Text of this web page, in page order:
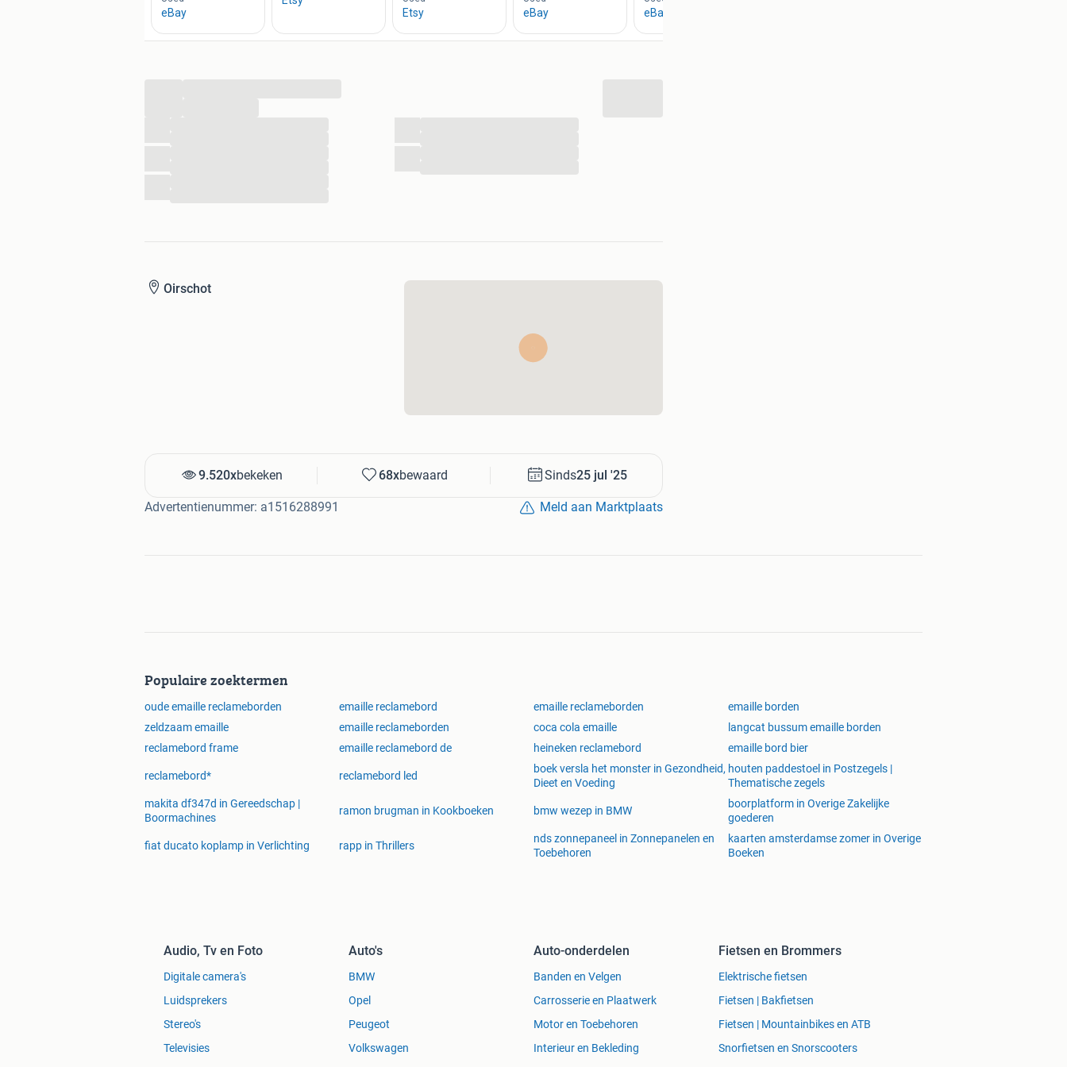
Oirschot
9.520xbekeken 68xbewaard Sinds25 jul '25
Advertentienummer: a1516288991 Meld aan Marktplaats
Populaire zoektermen
oude emaille reclameborden emaille reclamebord emaille reclameborden
emaille borden
zeldzaam emaille
emaille reclameborden coca cola emaille
langcat bussum emaille borden
reclamebord frame
emaille reclamebord de heineken reclamebord emaille bord bier
reclamebord* reclamebord led
boek versla het monster in Gezondheid,
Dieet en Voeding
houten paddestoel in Postzegels |
Thematische zegels
makita df347d in Gereedschap |
Boormachines
ramon brugman in Kookboeken bmw wezep in BMW
boorplatform in Overige Zakelijke
goederen
fiat ducato koplamp in Verlichting rapp in Thrillers
nds zonnepaneel in Zonnepanelen en
Toebehoren
kaarten amsterdamse zomer in Overige
Boeken
Audio, Tv en Foto
Digitale camera's
Luidsprekers
Stereo's
Televisies
Auto's
BMW
Opel
Peugeot
Volkswagen
Auto-onderdelen
Banden en Velgen
Carrosserie en Plaatwerk
Motor en Toebehoren
Interieur en Bekleding
Fietsen en Brommers
Elektrische fietsen
Fietsen | Bakfietsen
Fietsen | Mountainbikes en ATB
Snorfietsen en Snorscooters